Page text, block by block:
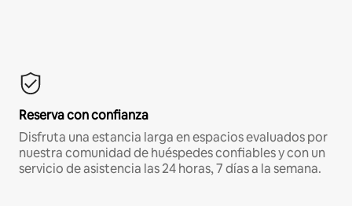
Reserva con confianza
Disfruta una estancia larga en espacios evaluados por
nuestra comunidad de huéspedes confiables y con un
servicio de asistencia las 24 horas, 7 días a la semana.